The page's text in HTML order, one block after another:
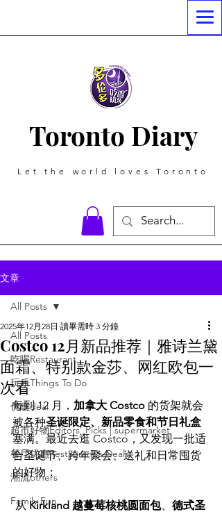
Toronto Diary
Let the world loves Toronto
文章
All Posts
吃喝Restaurant
玩乐Things To Do
优惠deal
超市好物Editors' Picks | supermarket
餐厅优惠Restaurant's Deals
潮流others
Family Fun
All Posts
Costco 12月新品推荐｜雅诗兰黛
面霜、特别款金莎、网红欧包一
次看
2025年12月28日 讀畢需時 3 分鐘
每到 12 月， 加拿大 Costco 的货架就会
被各种圣诞限定、新品零食和节日礼盒
塞满。最近去逛 Costco，又发现一批适
合圣诞节、跨年聚会、送礼和日常囤货
的好物：
从 Kirkland 越蔓莓核桃圆面包、 德式圣